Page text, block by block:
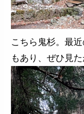
こちら鬼杉。最
もあり、ぜひ見た